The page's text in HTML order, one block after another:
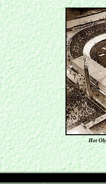
Het